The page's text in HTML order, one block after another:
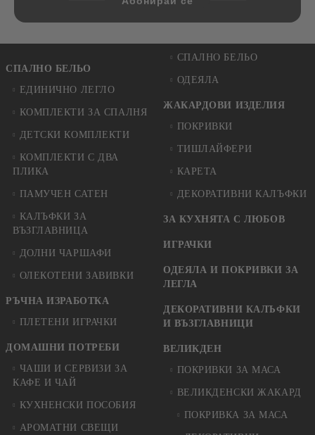
СПАЛНО БЕЛЬО
ЕДИНИЧНО ЛЕГЛО
КОМПЛЕКТИ ЗА СПАЛНЯ
ДЕТСКИ КОМПЛЕКТИ
КОМПЛЕКТИ С ДВА
ПЛИКА
ПАМУЧЕН САТЕН
КАЛЪФКИ ЗА
ВЪЗГЛАВНИЦА
ДОЛНИ ЧАРШАФИ
ОЛЕКОТЕНИ ЗАВИВКИ
РЪЧНА ИЗРАБОТКА
ПЛЕТЕНИ ИГРАЧКИ
ДОМАШНИ ПОТРЕБИ
ЧАШИ И СЕРВИЗИ ЗА
КАФЕ И ЧАЙ
КУХНЕНСКИ ПОСОБИЯ
АРОМАТНИ СВЕЩИ
СПАЛНО БЕЛЬО
ОДЕЯЛА
ЖАКАРДОВИ ИЗДЕЛИЯ
ПОКРИВКИ
ТИШЛАЙФЕРИ
КАРЕТА
ДЕКОРАТИВНИ КАЛЪФКИ
ЗА КУХНЯТА С ЛЮБОВ
ИГРАЧКИ
ОДЕЯЛА И ПОКРИВКИ ЗА
ЛЕГЛА
ДЕКОРАТИВНИ КАЛЪФКИ
И ВЪЗГЛАВНИЦИ
ВЕЛИКДЕН
ПОКРИВКИ ЗА МАСА
ВЕЛИКДЕНСКИ ЖАКАРД
ПОКРИВКА ЗА МАСА